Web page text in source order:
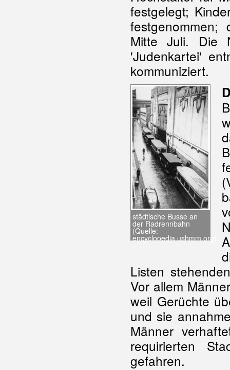
festgelegt;
Mitte Juli. Die
'Judenkartei'
kommuniziert.
städtische Busse an
der Radrennbahn
(Quelle:
encyclopedia.ushmm.org)
Listen
Vor allem
weil Gerüchte
und sie
Männer
requirierten
gefahren.